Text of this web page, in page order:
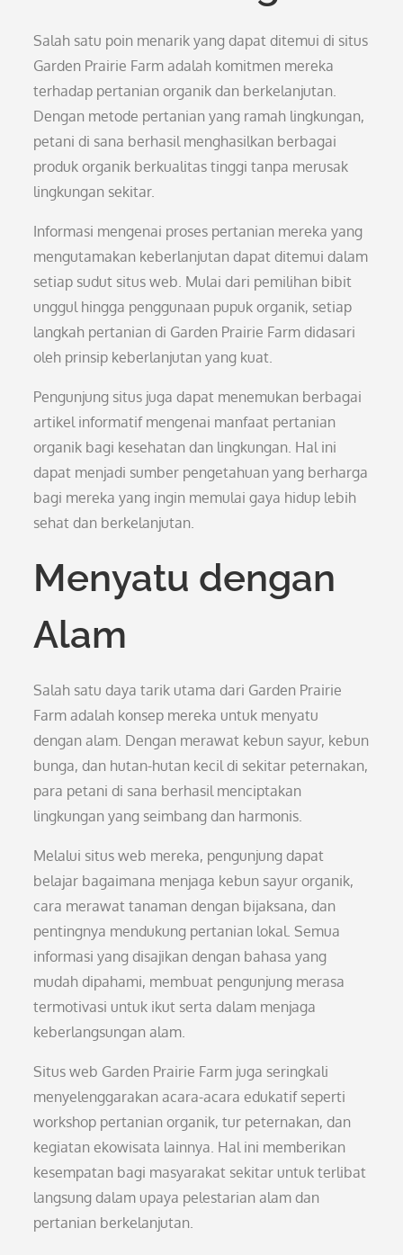
Salah satu poin menarik yang dapat ditemui di situs
Garden Prairie Farm adalah komitmen mereka
terhadap pertanian organik dan berkelanjutan.
Dengan metode pertanian yang ramah lingkungan,
petani di sana berhasil menghasilkan berbagai
produk organik berkualitas tinggi tanpa merusak
lingkungan sekitar.
Informasi mengenai proses pertanian mereka yang
mengutamakan keberlanjutan dapat ditemui dalam
setiap sudut situs web. Mulai dari pemilihan bibit
unggul hingga penggunaan pupuk organik, setiap
langkah pertanian di Garden Prairie Farm didasari
oleh prinsip keberlanjutan yang kuat.
Pengunjung situs juga dapat menemukan berbagai
artikel informatif mengenai manfaat pertanian
organik bagi kesehatan dan lingkungan. Hal ini
dapat menjadi sumber pengetahuan yang berharga
bagi mereka yang ingin memulai gaya hidup lebih
sehat dan berkelanjutan.
Menyatu dengan
Alam
Salah satu daya tarik utama dari Garden Prairie
Farm adalah konsep mereka untuk menyatu
dengan alam. Dengan merawat kebun sayur, kebun
bunga, dan hutan-hutan kecil di sekitar peternakan,
para petani di sana berhasil menciptakan
lingkungan yang seimbang dan harmonis.
Melalui situs web mereka, pengunjung dapat
belajar bagaimana menjaga kebun sayur organik,
cara merawat tanaman dengan bijaksana, dan
pentingnya mendukung pertanian lokal. Semua
informasi yang disajikan dengan bahasa yang
mudah dipahami, membuat pengunjung merasa
termotivasi untuk ikut serta dalam menjaga
keberlangsungan alam.
Situs web Garden Prairie Farm juga seringkali
menyelenggarakan acara-acara edukatif seperti
workshop pertanian organik, tur peternakan, dan
kegiatan ekowisata lainnya. Hal ini memberikan
kesempatan bagi masyarakat sekitar untuk terlibat
langsung dalam upaya pelestarian alam dan
pertanian berkelanjutan.